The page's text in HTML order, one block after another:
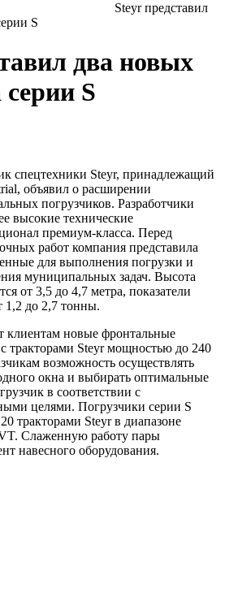
Steyr представил
S
два новых
S
спецтехники Steyr, принадлежащий
объявил о расширении
погрузчиков. Разработчики
высокие технические
премиум-класса. Перед
работ компания представила
для выполнения погрузки и
муниципальных задач. Высота
от 3,5 до 4,7 метра, показатели
1,2 до 2,7 тонны.
клиентам новые фронтальные
тракторами Steyr мощностью до 240
возможность осуществлять
окна и выбирать оптимальные
в соответствии с
целями. Погрузчики серии S
тракторами Steyr в диапазоне
Слаженную работу пары
навесного оборудования.